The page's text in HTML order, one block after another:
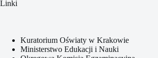
Linki
Kuratorium Oświaty w Krakowie
Ministerstwo Edukacji i Nauki